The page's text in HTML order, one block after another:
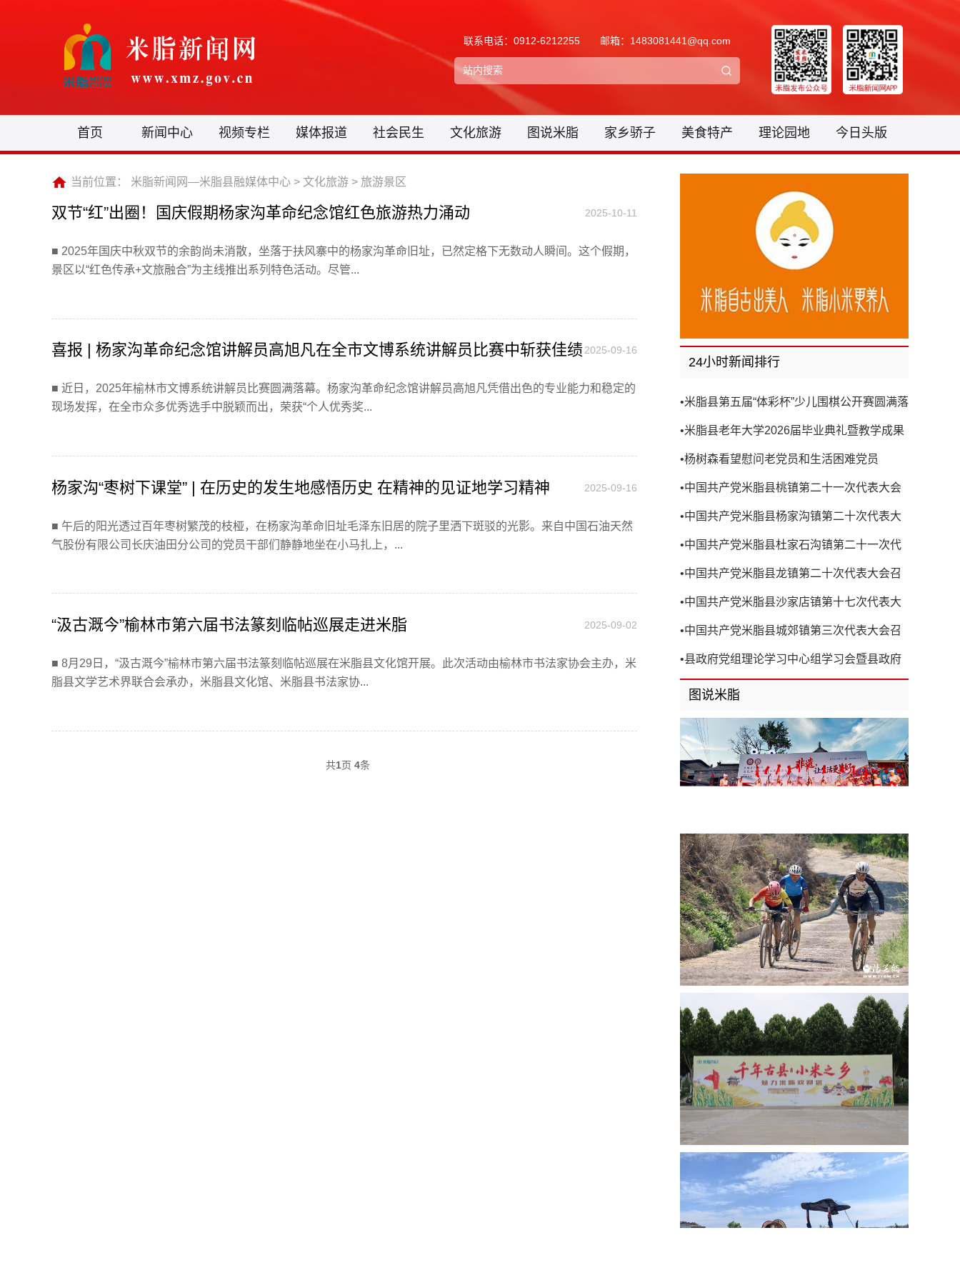
联系电话：0912-6212255 邮箱：1483081441@qq.com
首页 新闻中心 视频专栏 媒体报道 社会民生 文化旅游 图说米脂 家乡骄子 美食特产 理论园地 今日头版
当前位置： 米脂新闻网—米脂县融媒体中心 > 文化旅游 > 旅游景区
双节“红”出圈！国庆假期杨家沟革命纪念馆红色旅游热力涌动 2025-10-11
■ 2025年国庆中秋双节的余韵尚未消散，坐落于扶风寨中的杨家沟革命旧址，已然定格下无数动人瞬间。这个假期，
景区以“红色传承+文旅融合”为主线推出系列特色活动。尽管...
喜报 | 杨家沟革命纪念馆讲解员高旭凡在全市文博系统讲解员比赛中斩获佳绩 2025-09-16
■ 近日，2025年榆林市文博系统讲解员比赛圆满落幕。杨家沟革命纪念馆讲解员高旭凡凭借出色的专业能力和稳定的
现场发挥，在全市众多优秀选手中脱颖而出，荣获“个人优秀奖...
杨家沟“枣树下课堂” | 在历史的发生地感悟历史 在精神的见证地学习精神 2025-09-16
■ 午后的阳光透过百年枣树繁茂的枝桠，在杨家沟革命旧址毛泽东旧居的院子里洒下斑驳的光影。来自中国石油天然
气股份有限公司长庆油田分公司的党员干部们静静地坐在小马扎上，...
“汲古溉今”榆林市第六届书法篆刻临帖巡展走进米脂 2025-09-02
■ 8月29日，“汲古溉今”榆林市第六届书法篆刻临帖巡展在米脂县文化馆开展。此次活动由榆林市书法家协会主办，米
脂县文学艺术界联合会承办，米脂县文化馆、米脂县书法家协...
共1页 4条
24小时新闻排行
•米脂县第五届“体彩杯”少儿围棋公开赛圆满落
•米脂县老年大学2026届毕业典礼暨教学成果
•杨树森看望慰问老党员和生活困难党员
•中国共产党米脂县桃镇第二十一次代表大会
•中国共产党米脂县杨家沟镇第二十次代表大
•中国共产党米脂县杜家石沟镇第二十一次代
•中国共产党米脂县龙镇第二十次代表大会召
•中国共产党米脂县沙家店镇第十七次代表大
•中国共产党米脂县城郊镇第三次代表大会召
•县政府党组理论学习中心组学习会暨县政府
第8次党组（扩大）会议召开
图说米脂